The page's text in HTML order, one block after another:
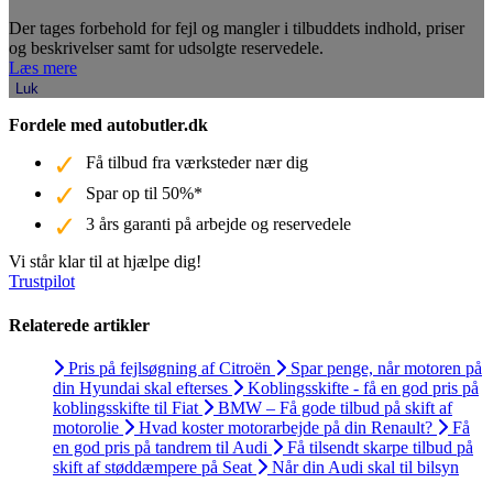
Der tages forbehold for fejl og mangler i tilbuddets indhold, priser
og beskrivelser samt for udsolgte reservedele.
Læs mere
Luk
Fordele med autobutler.dk
Få tilbud fra værksteder nær dig
Spar op til 50%*
3 års garanti på arbejde og reservedele
Vi står klar til at hjælpe dig!
Trustpilot
Relaterede artikler
Pris på fejlsøgning af Citroën
Spar penge, når motoren på
din Hyundai skal efterses
Koblingsskifte - få en god pris på
koblingsskifte til Fiat
BMW – Få gode tilbud på skift af
motorolie
Hvad koster motorarbejde på din Renault?
Få
en god pris på tandrem til Audi
Få tilsendt skarpe tilbud på
skift af støddæmpere på Seat
Når din Audi skal til bilsyn